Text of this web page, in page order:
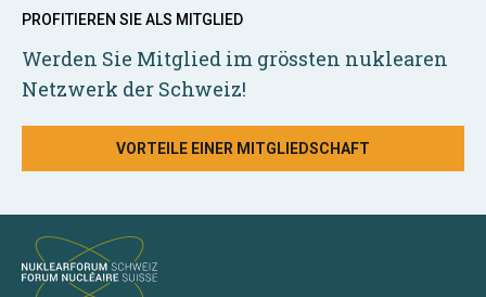
PROFITIEREN SIE ALS MITGLIED
Werden Sie Mitglied im grössten nuklearen
Netzwerk der Schweiz!
VORTEILE EINER MITGLIEDSCHAFT